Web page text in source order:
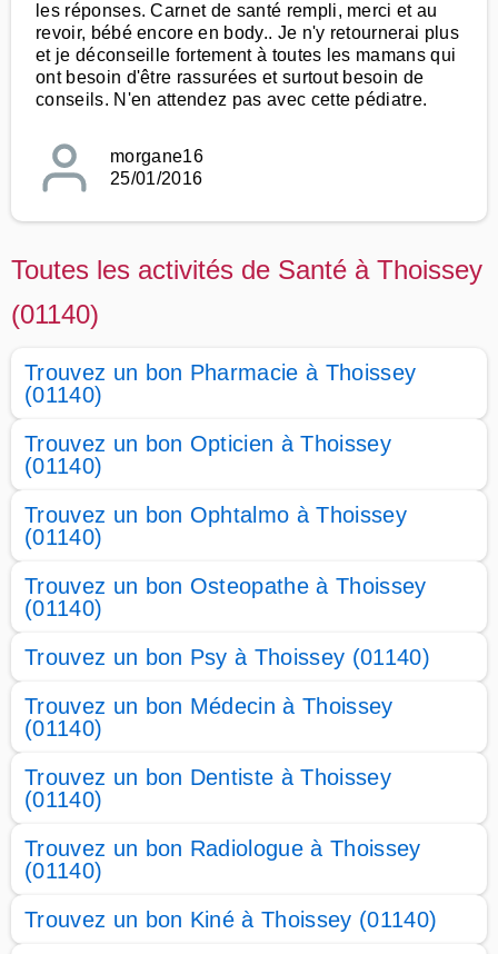
les réponses. Carnet de santé rempli, merci et au
revoir, bébé encore en body.. Je n'y retournerai plus
et je déconseille fortement à toutes les mamans qui
ont besoin d'être rassurées et surtout besoin de
conseils. N'en attendez pas avec cette pédiatre.
morgane16
25/01/2016
Toutes les activités de Santé à Thoissey
(01140)
Trouvez un bon Pharmacie à Thoissey
(01140)
Trouvez un bon Opticien à Thoissey
(01140)
Trouvez un bon Ophtalmo à Thoissey
(01140)
Trouvez un bon Osteopathe à Thoissey
(01140)
Trouvez un bon Psy à Thoissey (01140)
Trouvez un bon Médecin à Thoissey
(01140)
Trouvez un bon Dentiste à Thoissey
(01140)
Trouvez un bon Radiologue à Thoissey
(01140)
Trouvez un bon Kiné à Thoissey (01140)